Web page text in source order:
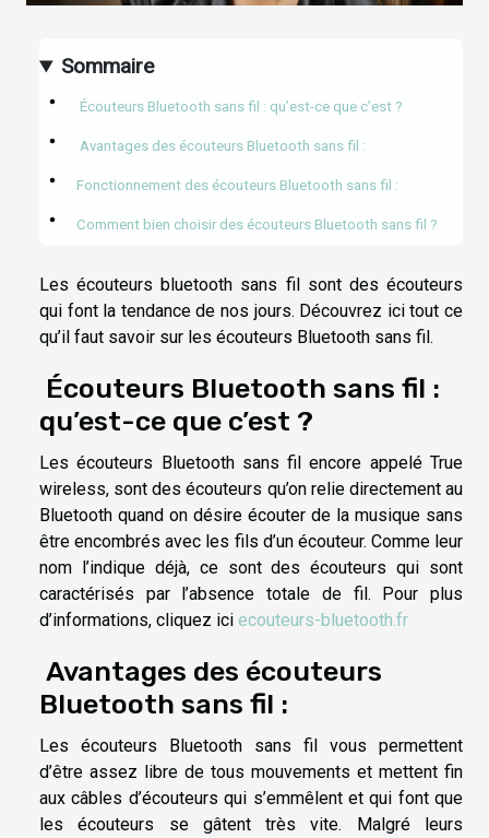
Sommaire
Écouteurs Bluetooth sans fil : qu’est-ce que c’est ?
Avantages des écouteurs Bluetooth sans fil :
Fonctionnement des écouteurs Bluetooth sans fil :
Comment bien choisir des écouteurs Bluetooth sans fil ?
Les écouteurs bluetooth sans fil sont des écouteurs
qui font la tendance de nos jours. Découvrez ici tout ce
qu’il faut savoir sur les écouteurs Bluetooth sans fil.
Écouteurs Bluetooth sans fil :
qu’est-ce que c’est ?
Les écouteurs Bluetooth sans fil encore appelé True
wireless, sont des écouteurs qu’on relie directement au
Bluetooth quand on désire écouter de la musique sans
être encombrés avec les fils d’un écouteur. Comme leur
nom l’indique déjà, ce sont des écouteurs qui sont
caractérisés par l’absence totale de fil. Pour plus
d’informations, cliquez ici ecouteurs-bluetooth.fr
Avantages des écouteurs
Bluetooth sans fil :
Les écouteurs Bluetooth sans fil vous permettent
d’être assez libre de tous mouvements et mettent fin
aux câbles d’écouteurs qui s’emmêlent et qui font que
les écouteurs se gâtent très vite. Malgré leurs